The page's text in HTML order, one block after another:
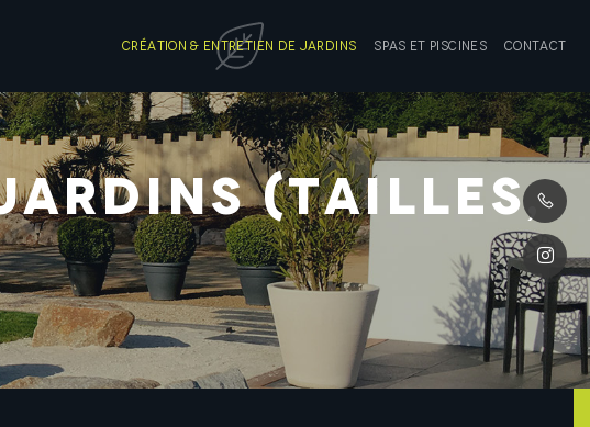
Création & entretien de jardins Spas et piscines Contact
(tailles,